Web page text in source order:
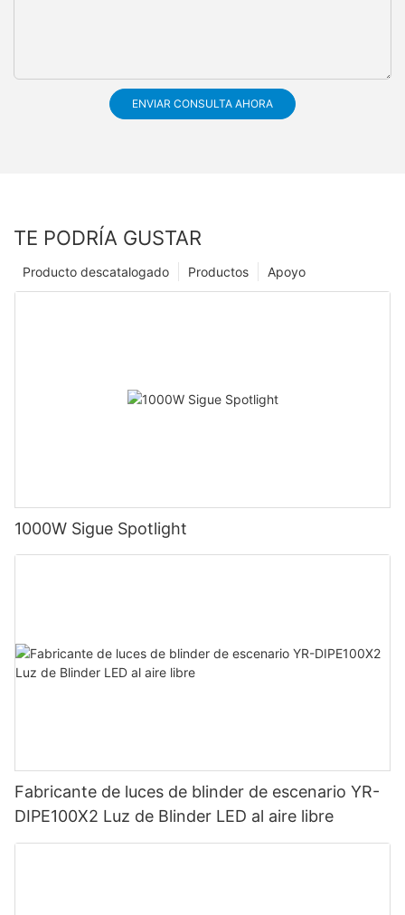
ENVIAR CONSULTA AHORA
TE PODRÍA GUSTAR
Apoyo
Productos
Producto descatalogado
1000W Sigue Spotlight
Fabricante de luces de blinder de escenario YR-
DIPE100X2 Luz de Blinder LED al aire libre